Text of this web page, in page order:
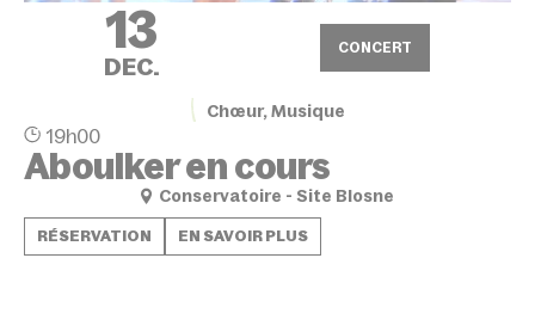
13
DEC.
CONCERT
Chœur, Musique
19h00
Aboulker en cours
Conservatoire - Site Blosne
RÉSERVATION EN SAVOIR PLUS